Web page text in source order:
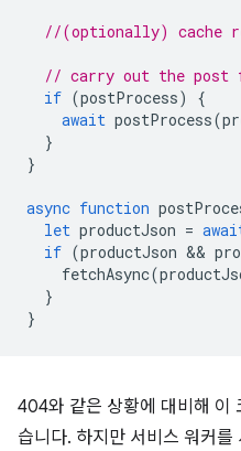
//(optionally) cache
// carry out the post
if (postProcess)
{
await postProcess(
}
}
async function
let productJson =
if (productJson &&
fetchAsync(
}
}
404와 같은 상황에 대비해 이
습니다. 하지만 서비스 워커를